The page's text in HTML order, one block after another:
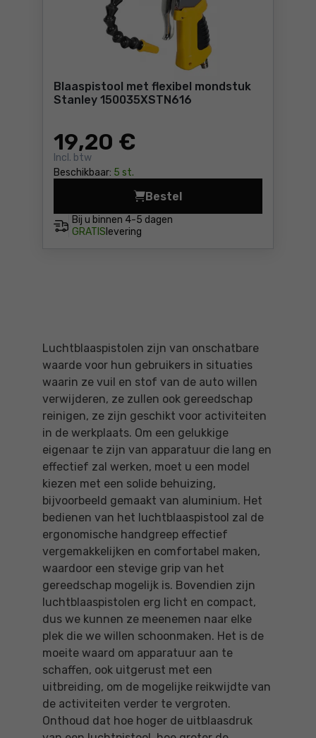
Blaaspistool met flexibel mondstuk
Stanley 150035XSTN616
19,20 €
Incl. btw
Beschikbaar: 5 st.
Bij u binnen 4-5 dagen
GRATIS levering
Bestel
Blaaspistool met flexibel
Luchtblaaspistolen zijn van onschatbare
waarde voor hun gebruikers in situaties
waarin ze vuil en stof van de auto willen
verwijderen, ze zullen ook gereedschap
reinigen, ze zijn geschikt voor activiteiten
in de werkplaats. Om een ​​gelukkige
eigenaar te zijn van apparatuur die lang en
effectief zal werken, moet u een model
kiezen met een solide behuizing,
bijvoorbeeld gemaakt van aluminium. Het
bedienen van het luchtblaaspistool zal de
ergonomische handgreep effectief
vergemakkelijken en comfortabel maken,
waardoor een stevige grip van het
gereedschap mogelijk is. Bovendien zijn
luchtblaaspistolen erg licht en compact,
dus we kunnen ze meenemen naar elke
plek die we willen schoonmaken. Het is de
moeite waard om apparatuur aan te
schaffen, ook uitgerust met een
uitbreiding, om de mogelijke reikwijdte van
de activiteiten verder te vergroten.
Onthoud dat hoe hoger de uitblaasdruk